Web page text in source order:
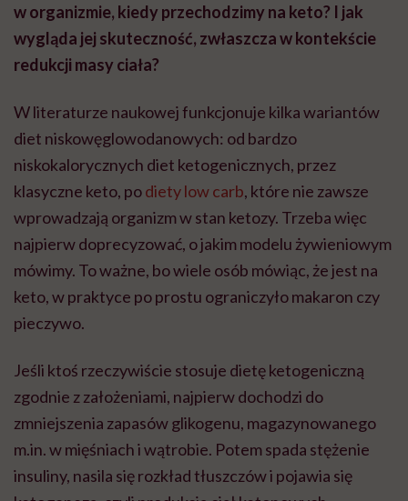
w organizmie, kiedy przechodzimy na keto? I jak
wygląda jej skuteczność, zwłaszcza w kontekście
redukcji masy ciała?
W literaturze naukowej funkcjonuje kilka wariantów
diet niskowęglowodanowych: od bardzo
niskokalorycznych diet ketogenicznych, przez
klasyczne keto, podiety low carb, które nie zawsze
wprowadzają organizm w stan ketozy. Trzeba więc
najpierw doprecyzować, o jakim modelu żywieniowym
mówimy. To ważne, bo wiele osób mówiąc, że jest na
keto, w praktyce po prostu ograniczyło makaron czy
pieczywo.
Jeśli ktoś rzeczywiście stosuje dietę ketogeniczną
zgodnie z założeniami, najpierw dochodzi do
zmniejszenia zapasów glikogenu, magazynowanego
m.in. w mięśniach i wątrobie. Potem spada stężenie
insuliny, nasila się rozkład tłuszczów i pojawia się